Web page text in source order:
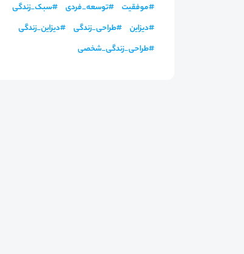
#موفقیت #توسعه_فردی #سبک_زندگی
#دیزاین #طراحی_زندگی #دیزاین_زندگی
#طراحی_زندگی_شخصی